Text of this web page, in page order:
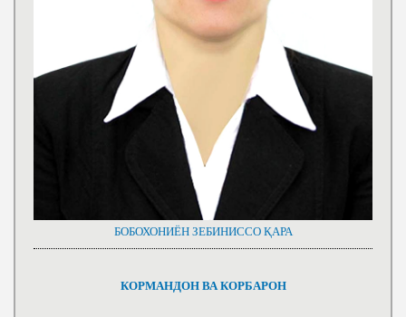
БОБОХОНИЁН ЗЕБИНИССО ҚАРА
КОРМАНДОН ВА КОРБАРОН